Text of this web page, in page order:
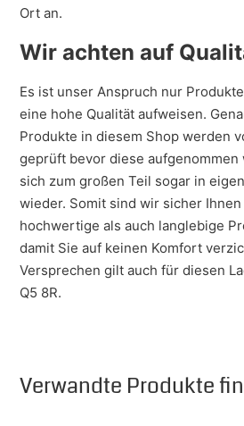
Ort an.
Wir achten auf
Es ist unser Anspruch nur
eine hohe Qualität aufweisen.
Produkte in diesem Shop werden
geprüft bevor diese aufgenommen
sich zum großen Teil sogar in
wieder. Somit sind wir sicher
hochwertige als auch langlebige
damit Sie auf keinen Komfort
Versprechen gilt auch für diesen
Q5 8R.
Verwandte Produkte